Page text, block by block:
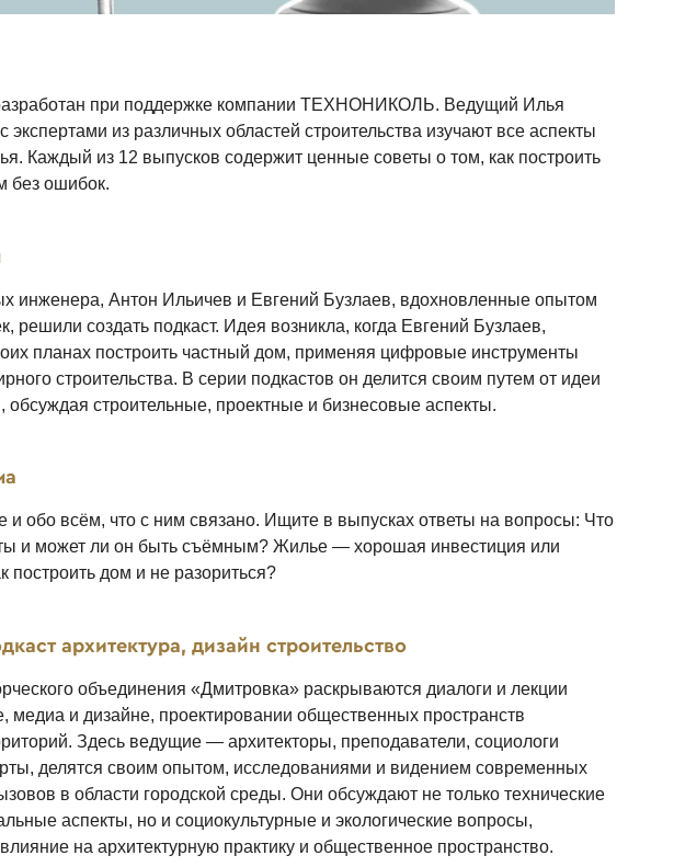
при поддержке компании ТЕХНОНИКОЛЬ. Ведущий Илья
экспертами из различных областей строительства изучают все аспекты
Каждый из 12 выпусков содержит ценные советы о том, как построить
без ошибок.
инженера, Антон Ильичев и Евгений Бузлаев, вдохновленные опытом
решили создать подкаст. Идея возникла, когда Евгений Бузлаев,
планах построить частный дом, применяя цифровые инструменты
строительства. В серии подкастов он делится своим путем от идеи
обсуждая строительные, проектные и бизнесовые аспекты.
и обо всём, что с ним связано. Ищите в выпусках ответы на вопросы: Что
и может ли он быть съёмным? Жилье — хорошая инвестиция или
построить дом и не разориться?
архитектура, дизайн строительство
объединения «Дмитровка» раскрываются диалоги и лекции
медиа и дизайне, проектировании общественных пространств
Здесь ведущие — архитекторы, преподаватели, социологи
делятся своим опытом, исследованиями и видением современных
в области городской среды. Они обсуждают не только технические
аспекты, но и социокультурные и экологические вопросы,
на архитектурную практику и общественное пространство.